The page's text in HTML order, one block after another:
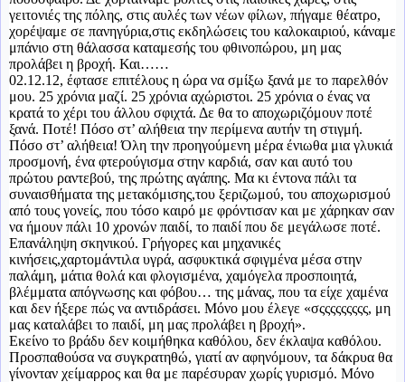
γειτονιές της πόλης, στις αυλές των νέων φίλων, πήγαμε θέατρο,
χορέψαμε σε πανηγύρια,στις εκδηλώσεις του καλοκαιριού, κάναμε
μπάνιο στη θάλασσα καταμεσής του φθινοπώρου, μη μας
προλάβει η βροχή. Και……
02.12.12, έφτασε επιτέλους η ώρα να σμίξω ξανά με το παρελθόν
μου. 25 χρόνια μαζί. 25 χρόνια αχώριστοι. 25 χρόνια ο ένας να
κρατά το χέρι του άλλου σφιχτά. Δε θα το αποχωριζόμουν ποτέ
ξανά. Ποτέ! Πόσο στ’ αλήθεια την περίμενα αυτήν τη στιγμή.
Πόσο στ’ αλήθεια! Όλη την προηγούμενη μέρα ένιωθα μια γλυκιά
προσμονή, ένα φτερούγισμα στην καρδιά, σαν και αυτό του
πρώτου ραντεβού, της πρώτης αγάπης. Μα κι έντονα πάλι τα
συναισθήματα της μετακόμισης,του ξεριζωμού, του αποχωρισμού
από τους γονείς, που τόσο καιρό με φρόντισαν και με χάρηκαν σαν
να ήμουν πάλι 10 χρονών παιδί, το παιδί που δε μεγάλωσε ποτέ.
Επανάληψη σκηνικού. Γρήγορες και μηχανικές
κινήσεις,χαρτομάντιλα υγρά, ασφυκτικά σφιγμένα μέσα στην
παλάμη, μάτια θολά και φλογισμένα, χαμόγελα προσποιητά,
βλέμματα απόγνωσης και φόβου… της μάνας, που τα είχε χαμένα
και δεν ήξερε πώς να αντιδράσει. Μόνο μου έλεγε «σςςςςςςςςς, μη
μας καταλάβει το παιδί, μη μας προλάβει η βροχή».
Εκείνο το βράδυ δεν κοιμήθηκα καθόλου, δεν έκλαψα καθόλου.
Προσπαθούσα να συγκρατηθώ, γιατί αν αφηνόμουν, τα δάκρυα θα
γίνονταν χείμαρρος και θα με παρέσυραν χωρίς γυρισμό. Μόνο